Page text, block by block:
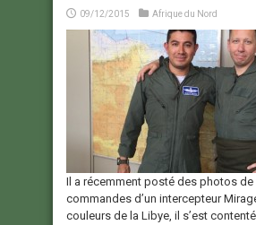
09/12/2015 Afrique du Nord
Il a récemment posté des photos de
commandes d’un intercepteur
couleurs de la Libye, il s’est